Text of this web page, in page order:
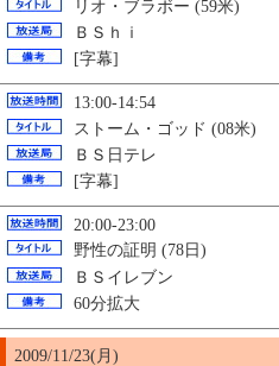
リオ・ブラボー (59米)
ＢＳｈｉ
[字幕]
13:00-14:54
ストーム・ゴッド (08米)
ＢＳ日テレ
[字幕]
20:00-23:00
野性の証明 (78日)
ＢＳイレブン
60分拡大
2009/11/23(月)